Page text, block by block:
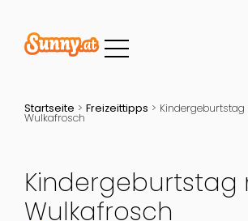
Startseite > Freizeittipps > Kindergeburtstag
Wulkafrosch
Kindergeburtstag
Wulkafrosch